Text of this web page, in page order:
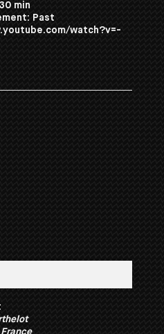
min
Past
watch?v=-